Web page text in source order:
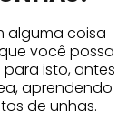
alguma coisa
você possa
isto, antes
aprendendo
de unhas.